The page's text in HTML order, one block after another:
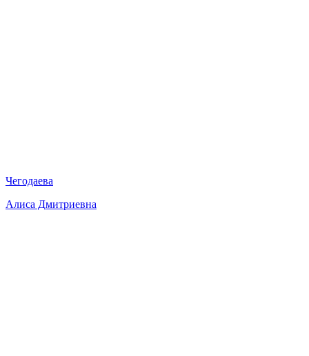
Чегодаева
Алиса Дмитриевна